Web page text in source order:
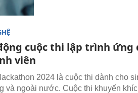
cuộc thi lập trình ứng
viên
2024 là cuộc thi dành cho
và ngoài nước. Cuộc thi khuyến